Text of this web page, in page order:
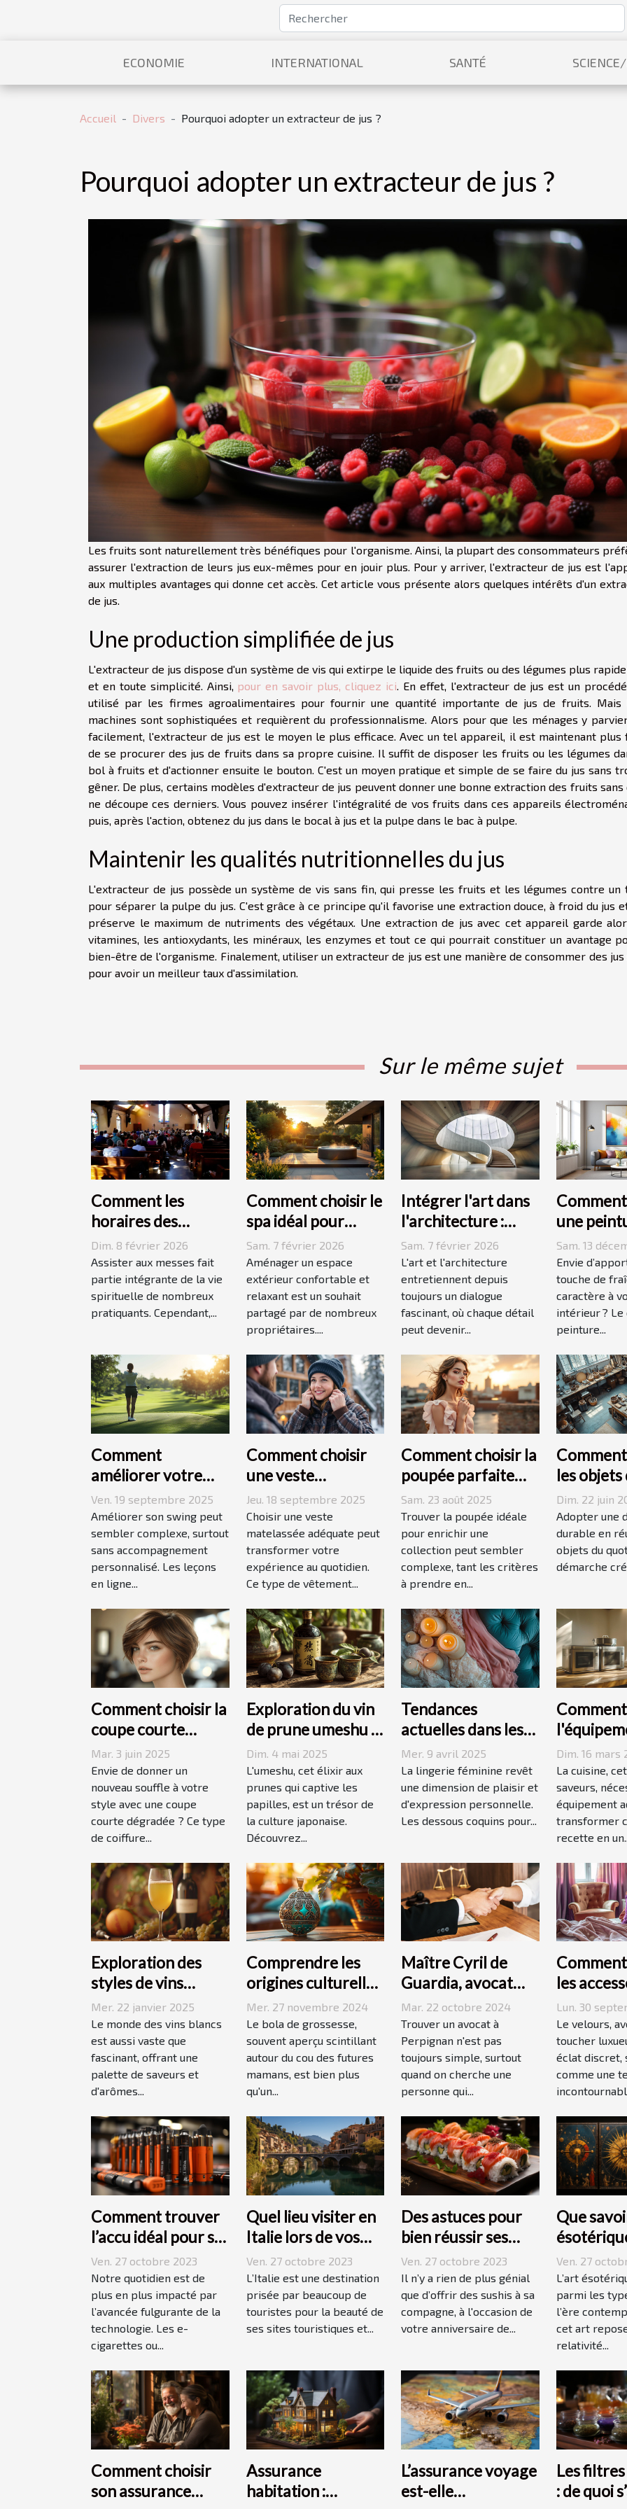
ECONOMIE INTERNATIONAL SANTÉ
Accueil Divers Pourquoi adopter un extracteur de jus ?
Pourquoi adopter un extracteur de jus ?
Les fruits sont naturellement très bénéfiques pour l'organisme. Ainsi, la plupart des consommateurs
assurer l'extraction de leurs jus eux-mêmes pour en jouir plus. Pour y arriver, l'extracteur de jus est
aux multiples avantages qui donne cet accès. Cet article vous présente alors quelques intérêts d'un
de jus.
Une production simplifiée de jus
L'extracteur de jus dispose d'un système de vis qui extirpe le liquide des fruits ou des légumes plus
et en toute simplicité. Ainsi, pour en savoir plus, cliquez ici . En effet, l'extracteur de jus est un
utilisé par les firmes agroalimentaires pour fournir une quantité importante de jus de fruits. Mais
machines sont sophistiquées et requièrent du professionnalisme. Alors pour que les ménages y
facilement, l'extracteur de jus est le moyen le plus efficace. Avec un tel appareil, il est maintenant plus
de se procurer des jus de fruits dans sa propre cuisine. Il suffit de disposer les fruits ou les légumes
bol à fruits et d'actionner ensuite le bouton. C'est un moyen pratique et simple de se faire du jus sans
gêner. De plus, certains modèles d'extracteur de jus peuvent donner une bonne extraction des fruits sans
ne découpe ces derniers. Vous pouvez insérer l'intégralité de vos fruits dans ces appareils
puis, après l'action, obtenez du jus dans le bocal à jus et la pulpe dans le bac à pulpe.
Maintenir les qualités nutritionnelles du jus
L'extracteur de jus possède un système de vis sans fin, qui presse les fruits et les légumes contre un
pour séparer la pulpe du jus. C'est grâce à ce principe qu'il favorise une extraction douce, à froid du jus
préserve le maximum de nutriments des végétaux. Une extraction de jus avec cet appareil garde
vitamines, les antioxydants, les minéraux, les enzymes et tout ce qui pourrait constituer un avantage
bien-être de l'organisme. Finalement, utiliser un extracteur de jus est une manière de consommer des jus
pour avoir un meilleur taux d'assimilation.
Sur le même sujet
Comment les
horaires des
messes facilitent la
vie des pratiquants
?
Dim. 8 février 2026
Assister aux messes fait
partie intégrante de la vie
spirituelle de nombreux
pratiquants. Cependant,...
Comment choisir le
spa idéal pour
votre espace
extérieur ?
Sam. 7 février 2026
Aménager un espace
extérieur confortable et
relaxant est un souhait
partagé par de nombreux
propriétaires....
Intégrer l'art dans
l'architecture :
escaliers comme
moyen
d'expression
Sam. 7 février 2026
L'art et l'architecture
entretiennent depuis
toujours un dialogue
fascinant, où chaque détail
peut devenir...
une
moderne
espace ?
Sam. 13
Envie
touche de
caractère à
intérieur ? Le
peinture...
Comment
améliorer votre
swing avec des
leçons en ligne
Ven. 19 septembre 2025
Améliorer son swing peut
sembler complexe, surtout
sans accompagnement
personnalisé. Les leçons
en ligne...
Comment choisir
une veste
matelassée
adaptée à votre
style de vie ?
Jeu. 18 septembre 2025
Choisir une veste
matelassée adéquate peut
transformer votre
expérience au quotidien.
Ce type de vêtement...
Comment choisir la
poupée parfaite
pour votre
collection unique ?
Sam. 23 août 2025
Trouver la poupée idéale
pour enrichir une
collection peut sembler
complexe, tant les critères
à prendre en...
les objets
quotidien
Dim. 22 juin
Adopter une
durable en
objets du
démarche
Comment choisir la
coupe courte
dégradée parfaite
pour votre visage
Mar. 3 juin 2025
Envie de donner un
nouveau souffle à votre
style avec une coupe
courte dégradée ? Ce type
de coiffure...
Exploration du vin
de prune umeshu :
origines, saveurs et
accords
Dim. 4 mai 2025
L'umeshu, cet élixir aux
prunes qui captive les
papilles, est un trésor de
la culture japonaise.
Découvrez...
Tendances
actuelles dans les
dessous coquins
pour femmes
Mer. 9 avril 2025
La lingerie féminine revêt
une dimension de plaisir et
d'expression personnelle.
Les dessous coquins pour...
cuisine
vos
Dim. 16 mars
La cuisine,
saveurs,
équipement
transformer
recette en un...
Exploration des
styles de vins
blancs issus de
vignobles
renommés
Mer. 22 janvier 2025
Le monde des vins blancs
est aussi vaste que
fascinant, offrant une
palette de saveurs et
d'arômes...
Comprendre les
origines culturelles
du bola de
grossesse
Mer. 27 novembre 2024
Le bola de grossesse,
souvent aperçu scintillant
autour du cou des futures
mamans, est bien plus
qu'un...
Maître Cyril de
Guardia, avocat
renommé à
Perpignan
Mar. 22 octobre 2024
Trouver un avocat à
Perpignan n'est pas
toujours simple, surtout
quand on cherche une
personne qui...
les
velours
quotidien
Lun. 30
Le velours,
toucher
éclat discret,
comme une
Comment trouver
l’accu idéal pour sa
e-cigarette ?
Ven. 27 octobre 2023
Notre quotidien est de
plus en plus impacté par
l’avancée fulgurante de la
technologie. Les e-
cigarettes ou...
Quel lieu visiter en
Italie lors de vos
vacances ?
Ven. 27 octobre 2023
L’Italie est une destination
prisée par beaucoup de
touristes pour la beauté de
ses sites touristiques et...
Des astuces pour
bien réussir ses
sushis !
Ven. 27 octobre 2023
Il n’y a rien de plus génial
que d’offrir des sushis à sa
compagne, à l'occasion de
votre anniversaire de...
Que
Ven. 27
L’art
parmi les
l’ère
cet art
relativité...
Comment choisir
son assurance
Assurance
habitation :
L’assurance voyage
est-elle
Les
: de quoi